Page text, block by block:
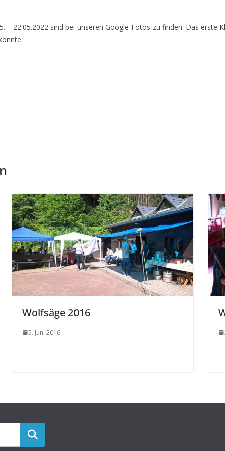
– 22.05.2022 sind bei unseren Google-Fotos zu finden. Das erste
Wolfsäge 2016
5. Juni 2016